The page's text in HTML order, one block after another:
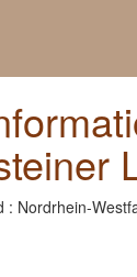
: Nordrhein-